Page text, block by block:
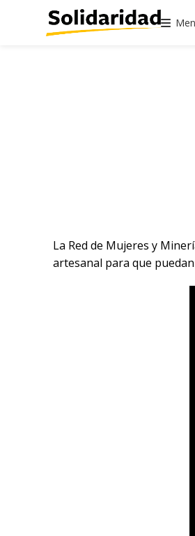
La Red de Mujeres y
artesanal para que